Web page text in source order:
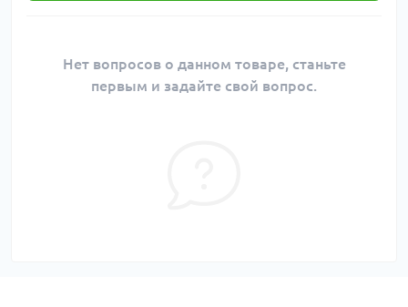
Нет вопросов о данном товаре, станьте
первым и задайте свой вопрос.